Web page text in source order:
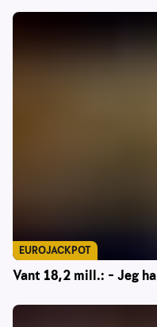
Vant 18,2 mill.: – Jeg
EUROJACKPOT